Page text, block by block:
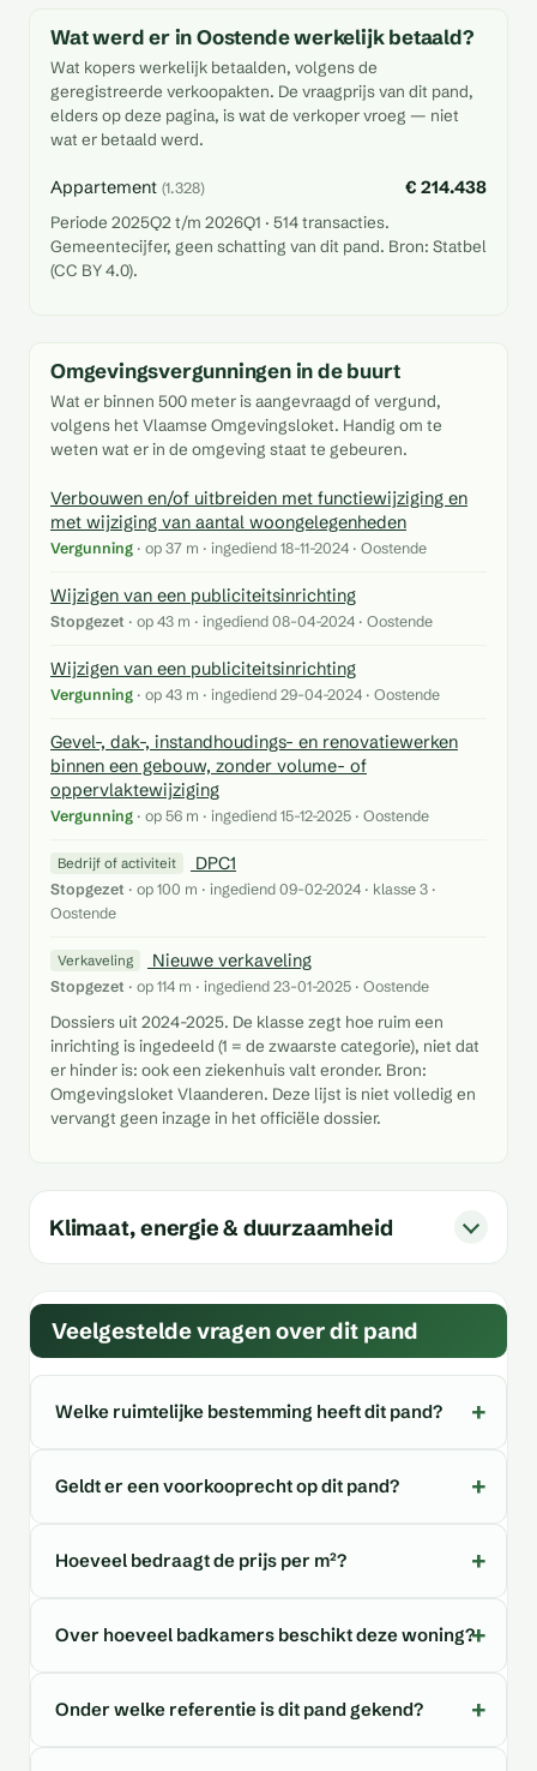
Wat werd er in Oostende werkelijk betaald?
Wat kopers werkelijk betaalden, volgens de
geregistreerde verkoopakten. De vraagprijs van dit pand,
elders op deze pagina, is wat de verkoper vroeg — niet
wat er betaald werd.
Appartement (1.328) € 214.438
Periode 2025Q2 t/m 2026Q1 · 514 transacties.
Gemeentecijfer, geen schatting van dit pand. Bron: Statbel
(CC BY 4.0).
Omgevingsvergunningen in de buurt
Wat er binnen 500 meter is aangevraagd of vergund,
volgens het Vlaamse Omgevingsloket. Handig om te
weten wat er in de omgeving staat te gebeuren.
Verbouwen en/of uitbreiden met functiewijziging en
met wijziging van aantal woongelegenheden
Vergunning · op 37 m · ingediend 18-11-2024 · Oostende
Wijzigen van een publiciteitsinrichting
Stopgezet · op 43 m · ingediend 08-04-2024 · Oostende
Wijzigen van een publiciteitsinrichting
Vergunning · op 43 m · ingediend 29-04-2024 · Oostende
Gevel-, dak-, instandhoudings- en renovatiewerken
binnen een gebouw, zonder volume- of
oppervlaktewijziging
Vergunning · op 56 m · ingediend 15-12-2025 · Oostende
Bedrijf of activiteit DPC1
Stopgezet · op 100 m · ingediend 09-02-2024 · klasse 3 ·
Oostende
Verkaveling Nieuwe verkaveling
Stopgezet · op 114 m · ingediend 23-01-2025 · Oostende
Dossiers uit 2024-2025. De klasse zegt hoe ruim een
inrichting is ingedeeld (1 = de zwaarste categorie), niet dat
er hinder is: ook een ziekenhuis valt eronder. Bron:
Omgevingsloket Vlaanderen. Deze lijst is niet volledig en
vervangt geen inzage in het officiële dossier.
Klimaat, energie & duurzaamheid
Veelgestelde vragen over dit pand
Welke ruimtelijke bestemming heeft dit pand?
Geldt er een voorkooprecht op dit pand?
Hoeveel bedraagt de prijs per m²?
Over hoeveel badkamers beschikt deze woning?
Onder welke referentie is dit pand gekend?